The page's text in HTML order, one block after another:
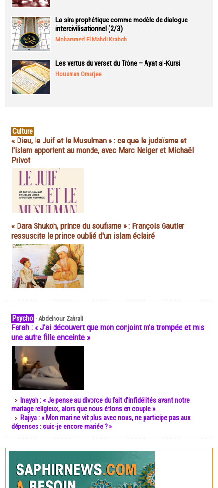
La sira prophétique comme modèle de dialogue
intercivilisationnel (2/3)
Mohammed El Mahdi Krabch
Les vertus du verset du Trône – Ayat al-Kursi
Housman Omarjee
Culture
« Dieu, le Juif et le Musulman » : ce que le judaïsme et
l'islam apportent au monde, avec Marc Neiger et Michaël
Privot
« Dara Shukoh, prince du soufisme » : François Gautier
ressuscite le prince oublié d'un islam éclairé
Psycho -Abdelnour Zahrali
Farah : « J’ai découvert que mon conjoint m’a trompée et mis
une autre fille enceinte »
Inayah : « Je pense au divorce du fait d’infidélités avant notre
mariage religieux, alors que nous étions en couple »
Rajiya : « Mon mari ne vit plus avec nous, ne participe pas aux
dépenses : suis-je encore mariée ? »